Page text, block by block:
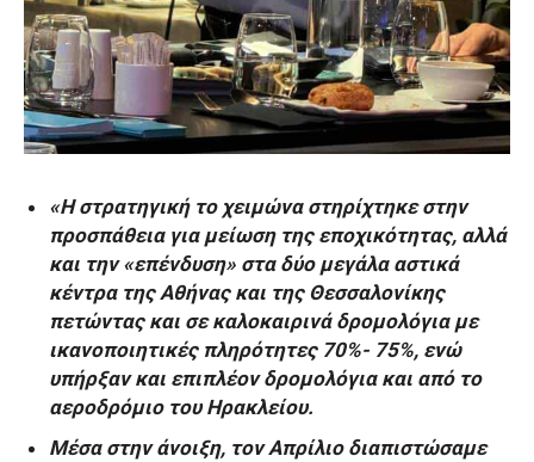
«Η στρατηγική το χειμώνα στηρίχτηκε στην
προσπάθεια για μείωση της εποχικότητας, αλλά
και την «επένδυση» στα δύο μεγάλα αστικά
κέντρα της Αθήνας και της Θεσσαλονίκης
πετώντας και σε καλοκαιρινά δρομολόγια με
ικανοποιητικές πληρότητες 70%- 75%, ενώ
υπήρξαν και επιπλέον δρομολόγια και από το
αεροδρόμιο του Ηρακλείου.
Μέσα στην άνοιξη, τον Απρίλιο διαπιστώσαμε